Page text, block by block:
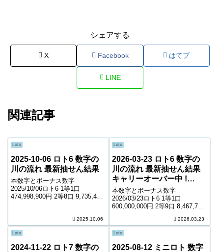
シェアする
X Facebook はてブ
LINE
関連記事
Loto
2025-10-06 ロト6 数字の
川の流れ 最新抽せん結果
本数字とボーナス数字
2025/10/06ロト6 1等1口
474,998,900円 2等8口 9,735,400
1,000円 キャリーオーバー 0...
2025.10.06
Loto
2026-03-23 ロト6 数字の
川の流れ 最新抽せん結果
キャリーオーバー中 !
31,193,795円
本数字とボーナス数字
2026/03/23ロト6 1等1口
600,000,000円 2等9口 8,467,700
14,390口 6,000円 5等216,634口
1,000円 キャリーオーバー 3...
2026.03.23
Loto
2024-11-22 ロト7 数字の
Loto
2025-08-12 ミニロト 数字